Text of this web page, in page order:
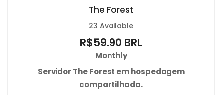
The Forest
23 Available
R$59.90 BRL
Monthly
Servidor The Forest em hospedagem
compartilhada.